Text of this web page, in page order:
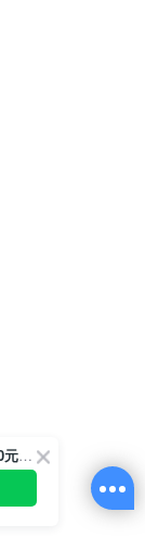
綁定LINE好友 享100元折價券